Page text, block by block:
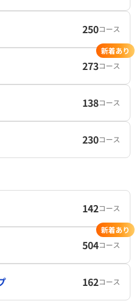
250コース
273コース
新着あり
138コース
230コース
142コース
504コース
新着あり
162コース